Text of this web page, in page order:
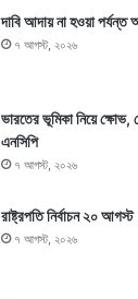
দাবি আদায় না হওয়া পর্যন্ত
৭ আগস্ট, ২০২৬
ভারতের ভূমিকা নিয়ে ক্ষোভ,
এনসিপি
৭ আগস্ট, ২০২৬
রাষ্ট্রপতি নির্বাচন ২০ আগস্ট
৭ আগস্ট, ২০২৬